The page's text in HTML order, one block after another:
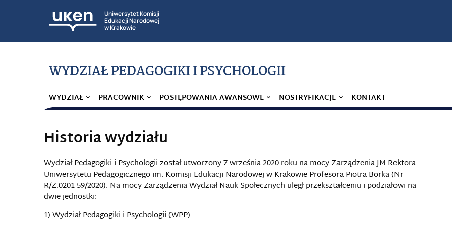
Uniwersytet Komisji
Edukacji Narodowej
w Krakowie
WYDZIAŁ PEDAGOGIKI I PSYCHOLOGII
WYDZIAŁ PRACOWNIK POSTĘPOWANIA AWANSOWE NOSTRYFIKACJE KONTAKT
Historia wydziału
Wydział Pedagogiki i Psychologii został utworzony 7 września 2020 roku na mocy Zarządzenia JM Rektora
Uniwersytetu Pedagogicznego im. Komisji Edukacji Narodowej w Krakowie Profesora Piotra Borka (Nr
R/Z.0201-59/2020). Na mocy Zarządzenia Wydział Nauk Społecznych uległ przekształceniu i podziałowi na
dwie jednostki:
1) Wydział Pedagogiki i Psychologii (WPP)